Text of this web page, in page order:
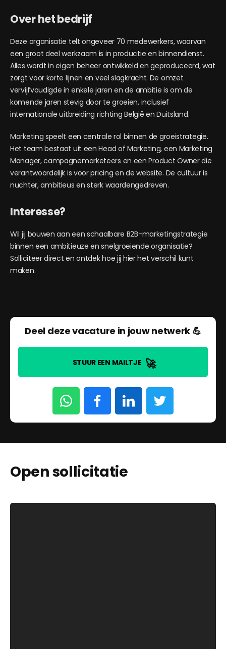
Over het bedrijf
Deze organisatie telt ongeveer 70 medewerkers, waarvan
een groot deel werkzaam is in productie en binnendienst.
Alles wordt in eigen beheer ontwikkeld en geproduceerd, wat
zorgt voor korte lijnen en veel slagkracht. De omzet
vervijfvoudigde in enkele jaren en de ambitie is om de
komende jaren stevig door te groeien, inclusief
internationale uitbreiding richting België en Duitsland.
Marketing speelt een centrale rol binnen de groeistrategie.
Het team bestaat uit een Head of Marketing, een Marketing
Manager, campagnemarketeers en een Product Owner die
verantwoordelijk is voor pricing en de website. De cultuur is
nuchter, ambitieus en sterk waardengedreven.
Interesse?
Wil jij bouwen aan een schaalbare B2B-marketingstrategie
binnen een ambitieuze en snelgroeiende organisatie?
Solliciteer direct en ontdek hoe jij hier het verschil kunt
maken.
Deel deze vacature in jouw netwerk 💪
STUUR EEN MAILTJE 🚀
Open sollicitatie